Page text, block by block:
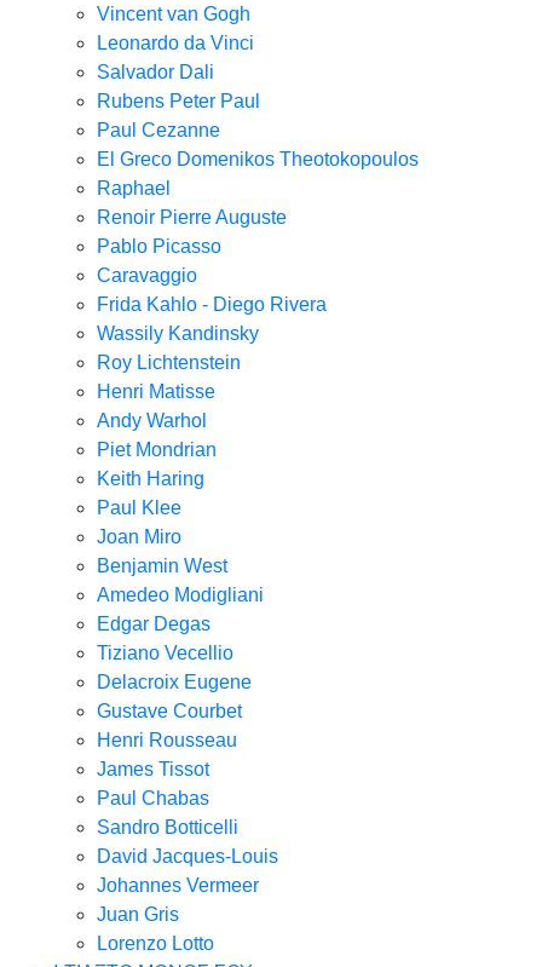
Vincent van Gogh
Leonardo da Vinci
Salvador Dali
Rubens Peter Paul
Paul Cezanne
El Greco Domenikos Theotokopoulos
Raphael
Renoir Pierre Auguste
Pablo Picasso
Caravaggio
Frida Kahlo - Diego Rivera
Wassily Kandinsky
Roy Lichtenstein
Henri Matisse
Andy Warhol
Piet Mondrian
Keith Haring
Paul Klee
Joan Miro
Benjamin West
Amedeo Modigliani
Edgar Degas
Tiziano Vecellio
Delacroix Eugene
Gustave Courbet
Henri Rousseau
James Tissot
Paul Chabas
Sandro Botticelli
David Jacques-Louis
Johannes Vermeer
Juan Gris
Lorenzo Lotto